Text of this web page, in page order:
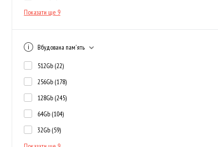
Показати ще 9
Вбудована пам'ять
512Gb (22)
256Gb (178)
128Gb (245)
64Gb (104)
32Gb (59)